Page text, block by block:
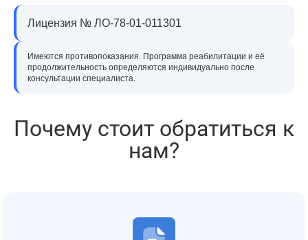
Лицензия № ЛО-78-01-011301
Имеются противопоказания. Программа реабилитации и её
продолжительность определяются индивидуально после
консультации специалиста.
Почему стоит обратиться к
нам?